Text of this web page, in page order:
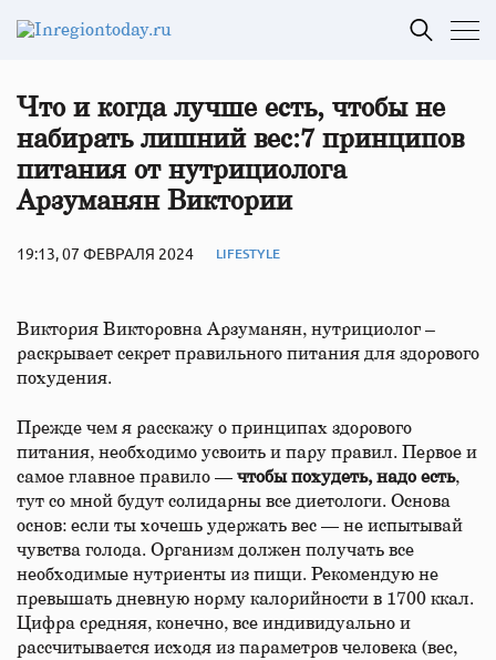
Что и когда лучше есть, чтобы не
набирать лишний вес:7 принципов
питания от нутрициолога
Арзуманян Виктории
19:13, 07 ФЕВРАЛЯ 2024 LIFESTYLE
Виктория Викторовна Арзуманян, нутрициолог –
раскрывает секрет правильного питания для здорового
похудения.
Прежде чем я расскажу о принципах здорового
питания, необходимо усвоить и пару правил. Первое и
самое главное правило — чтобы похудеть, надо есть,
тут со мной будут солидарны все диетологи. Основа
основ: если ты хочешь удержать вес — не испытывай
чувства голода. Организм должен получать все
необходимые нутриенты из пищи. Рекомендую не
превышать дневную норму калорийности в 1700 ккал.
Цифра средняя, конечно, все индивидуально и
рассчитывается исходя из параметров человека (вес,